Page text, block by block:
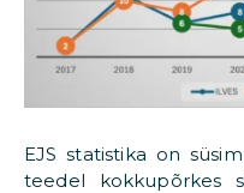
EJS statistika on
teedel kokkupõrkes